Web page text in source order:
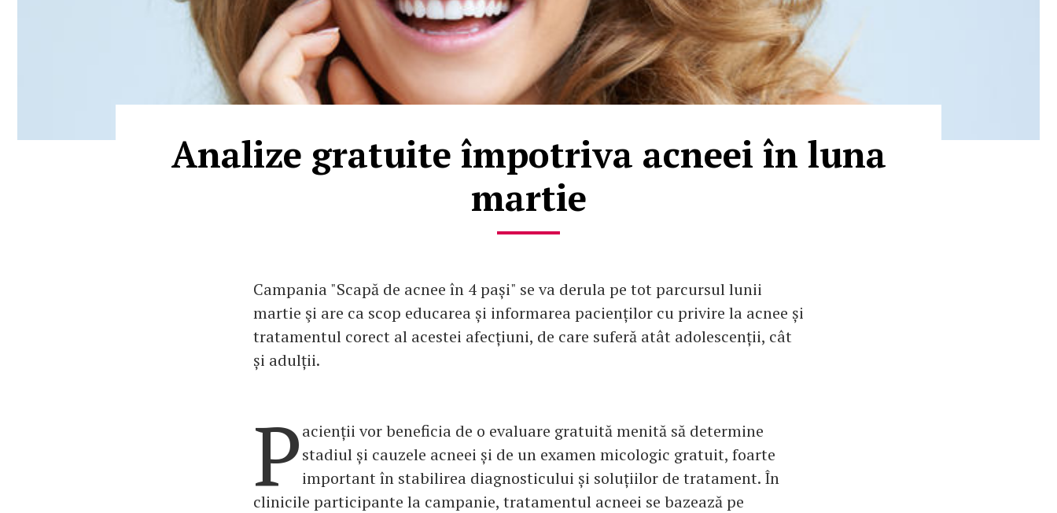
Analize gratuite împotriva acneei în luna
martie
Campania "Scapă de acnee în 4 pași" se va derula pe tot parcursul lunii
martie şi are ca scop educarea și informarea pacienților cu privire la acnee și
tratamentul corect al acestei afecțiuni, de care suferă atât adolescenții, cât
și adulții.
Pacienții vor beneficia de o evaluare gratuită menită să determine
stadiul și cauzele acneei și de un examen micologic gratuit, foarte
important în stabilirea diagnosticului și soluțiilor de tratament. În
clinicile participante la campanie, tratamentul acneei se bazează pe